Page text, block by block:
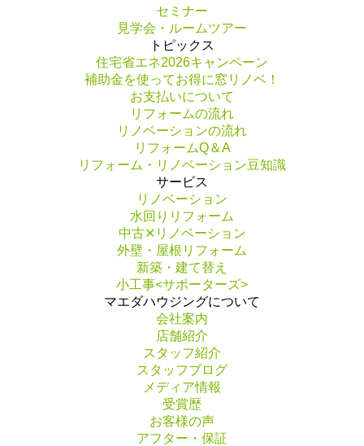
セミナー
見学会・ルームツアー
トピックス
住宅省エネ2026キャンペーン
補助金を使ってお得に窓リノベ！
お支払いについて
リフォームの流れ
リノベーションの流れ
リフォームQ＆A
リフォーム・リノベーション豆知識
サービス
リノベーション
水回りリフォーム
中古✕リノベーション
外壁・屋根リフォーム
新築・建て替え
小工事<サポーターズ>
マエダハウジングについて
会社案内
店舗紹介
スタッフ紹介
スタッフブログ
メディア情報
受賞歴
お客様の声
アフター・保証